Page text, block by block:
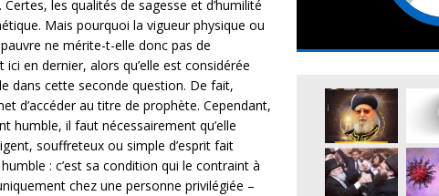
les qualités de sagesse et d’humilité
Mais pourquoi la vigueur physique ou
ne mérite-t-elle donc pas de
en dernier, alors qu’elle est considérée
dans cette seconde question. De fait,
d’accéder au titre de prophète. Cependant,
humble, il faut nécessairement qu’elle
souffreteux ou simple d’esprit fait
: c’est sa condition qui le contraint à
chez une personne privilégiée –